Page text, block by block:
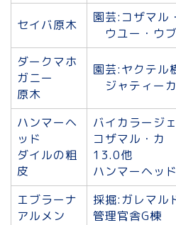
セイバ原木
園芸:コザマ
ウユー・ウブ
ダークマホ
ガニー
原木
園芸:ヤクテ
ジャティー
ハンマーヘ
ッド
ダイルの粗
皮
バイカラージ
コザマル・
13.0他
ハンマーヘッ
エブラーナ
アルメン
採掘:ガレマ
管理官舎G棟